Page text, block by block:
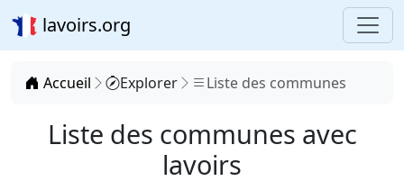
lavoirs.org
Accueil Explorer Liste des communes
Liste des communes avec
lavoirs